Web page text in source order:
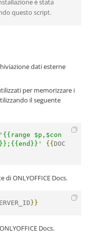
è stata
questo script.
dati esterne
per memorizzare i
il seguente
'{{range $p,$con
{{ DOC
ONLYOFFICE Docs.
}}
Docs.